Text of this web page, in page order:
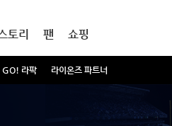
GO! 라팍 라이온즈 파트너
토리 팬 쇼핑